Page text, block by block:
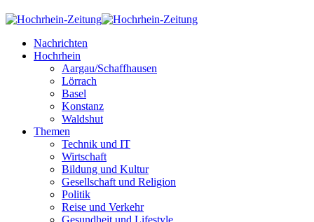
Nachrichten
Hochrhein
Aargau/Schaffhausen
Lörrach
Basel
Konstanz
Waldshut
Themen
Technik und IT
Wirtschaft
Bildung und Kultur
Gesellschaft und Religion
Politik
Reise und Verkehr
Gesundheit und Lifestyle